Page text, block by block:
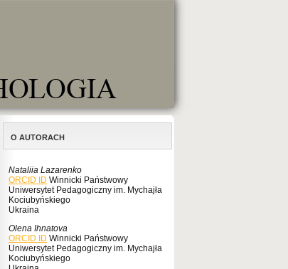
O AUTORACH
Nataliia Lazarenko
ORCID ID Winnicki Państwowy
Uniwersytet Pedagogiczny im. Mychajła
Kociubyńskiego
Ukraina
Olena Ihnatova
ORCID ID Winnicki Państwowy
Uniwersytet Pedagogiczny im. Mychajła
Kociubyńskiego